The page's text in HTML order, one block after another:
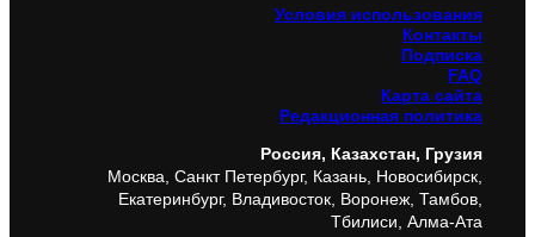
Условия использования
Контакты
Подписка
FAQ
Карта сайта
Редакционная политика
Россия, Казахстан, Грузия
Москва, Санкт Петербург, Казань, Новосибирск,
Екатеринбург, Владивосток, Воронеж, Тамбов,
Тбилиси, Алма-Ата